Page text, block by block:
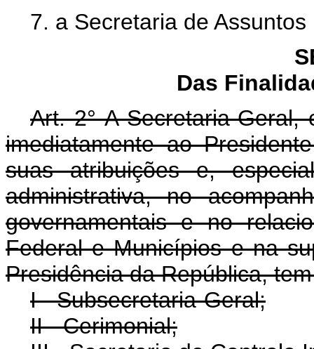
7. a Secretaria de
Das
Art. 2° A Secretaria-
imediatamente ao
suas atribuições e,
administrativa, no
governamentais e no
Federal e Municípios e na
Presidência da República,
I - Subsecretaria-Geral;
II - Cerimonial;